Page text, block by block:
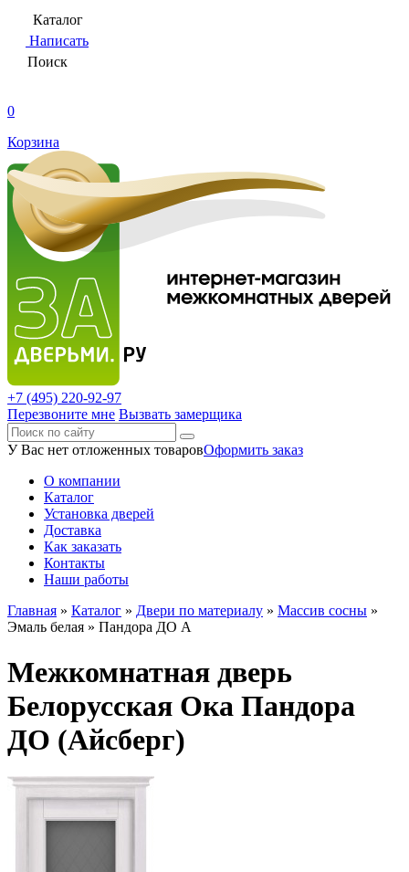
Каталог
Написать
Поиск
0
Корзина
+7 (495) 220-92-97
Перезвоните мне Вызвать замерщика
У Вас нет отложенных товаровОформить заказ
О компании
Каталог
Установка дверей
Доставка
Как заказать
Контакты
Наши работы
Главная » Каталог » Двери по материалу » Массив сосны »
Эмаль белая » Пандора ДО А
Межкомнатная дверь
Белорусская Ока Пандора
ДО (Айсберг)